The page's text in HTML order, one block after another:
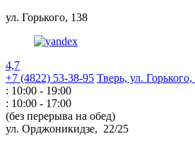
ул. Горького, 138
4,7
+7 (4822) 53-38-95 Тверь, ул. Горького,
: 10:00 - 19:00
: 10:00 - 17:00
(без перерыва на обед)
ул. Орджоникидзе, 22/25